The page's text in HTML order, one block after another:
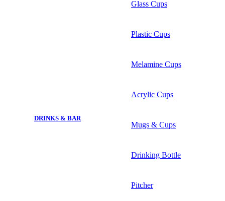
DRINKS & BAR
Glass Cups
Plastic Cups
Melamine Cups
Acrylic Cups
Mugs & Cups
Drinking Bottle
Pitcher